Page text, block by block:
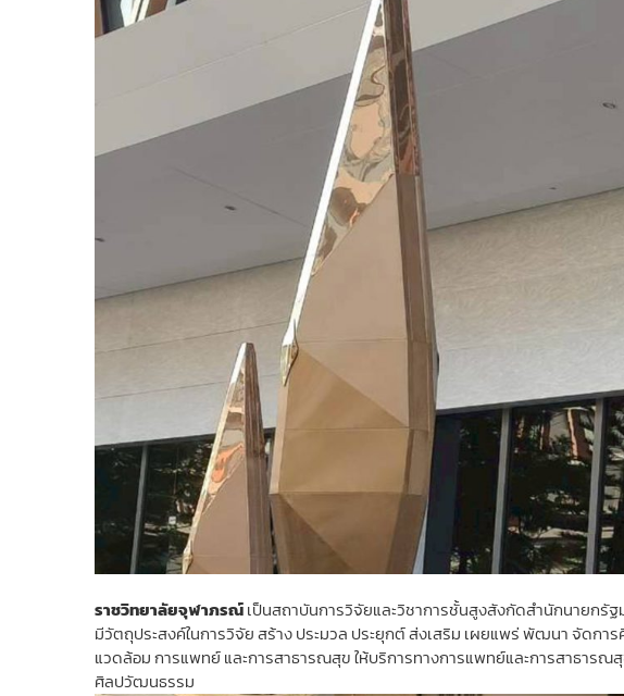
ราชวิทยาลัยจุฬาภรณ์เป็นสถาบันการวิจัยและวิชาการชั้นสูงสังกัดสำนักนายกรั
มีวัตถุประสงค์ในการวิจัย สร้าง ประมวล ประยุกต์ ส่งเสริม เผยแพร่ พัฒนา จัดกา
แวดล้อม การแพทย์ และการสาธารณสุข ให้บริการทางการแพทย์และการสาธาร
ศิลปวัฒนธรรม